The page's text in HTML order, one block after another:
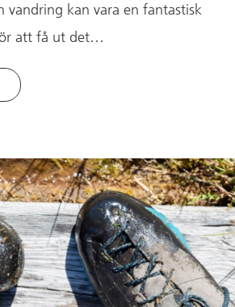
vandring kan vara en fantastisk
att få ut det…